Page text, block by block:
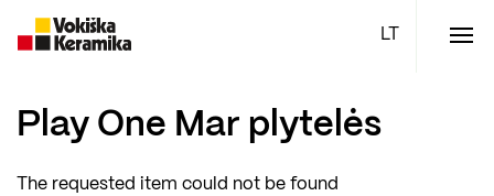
Play One Mar plytelės
The requested item could not be found
Meniu
Plytelės